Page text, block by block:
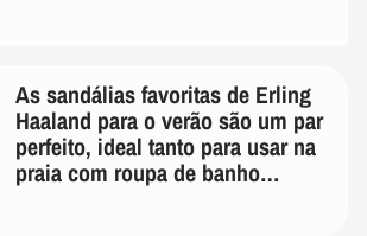
As sandálias favoritas de Erling
Haaland para o verão são um par
perfeito, ideal tanto para usar na
praia com roupa de banho